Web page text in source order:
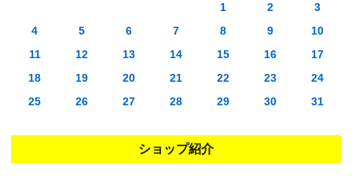
1
2
3
4
5 6 7 8 9
10
11
12 13 14 15 16
17
18
19 20 21 22 23
24
25
26 27 28 29 30 31
ショップ紹介